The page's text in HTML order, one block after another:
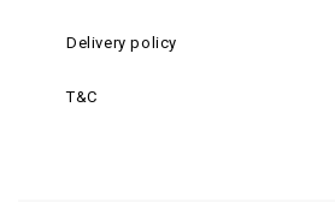
Delivery policy
T&C